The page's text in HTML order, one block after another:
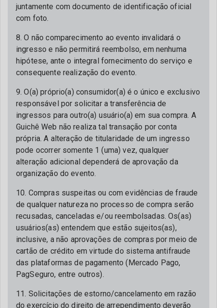
juntamente com documento de identificação oficial
com foto.
8. O não comparecimento ao evento invalidará o
ingresso e não permitirá reembolso, em nenhuma
hipótese, ante o integral fornecimento do serviço e
consequente realização do evento.
9. O(a) próprio(a) consumidor(a) é o único e exclusivo
responsável por solicitar a transferência de
ingressos para outro(a) usuário(a) em sua compra. A
Guichê Web não realiza tal transação por conta
própria. A alteração de titularidade de um ingresso
pode ocorrer somente 1 (uma) vez, qualquer
alteração adicional dependerá de aprovação da
organização do evento.
10. Compras suspeitas ou com evidências de fraude
de qualquer natureza no processo de compra serão
recusadas, canceladas e/ou reembolsadas. Os(as)
usuários(as) entendem que estão sujeitos(as),
inclusive, a não aprovações de compras por meio de
cartão de crédito em virtude do sistema antifraude
das plataformas de pagamento (Mercado Pago,
PagSeguro, entre outros).
11. Solicitações de estorno/cancelamento em razão
do exercício do direito de arrependimento deverão